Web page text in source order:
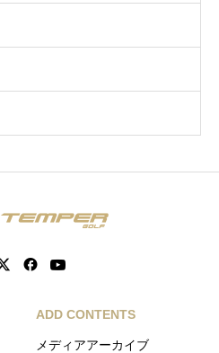
ADD CONTENTS
メディアアーカイブ